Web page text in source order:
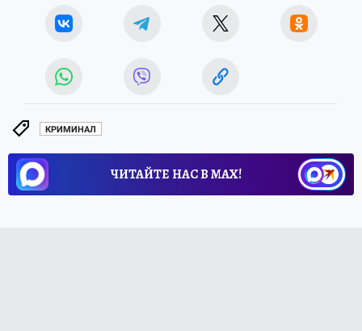
КРИМИНАЛ
ЧИТАЙТЕ НАС В МАХ!